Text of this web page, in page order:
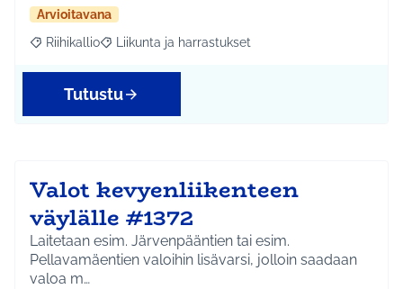
Arvioitavana
Rajaa tulokset aihepiirin mukaan: Riihikallio
Riihikallio Rajaa tulokset teeman mukaan: Liikunta ja
Liikunta ja harrastukset
Tutustu
Valot kevyenliikenteen
väylälle #1372
Laitetaan esim. Järvenpääntien tai esim.
Pellavamäentien valoihin lisävarsi, jolloin saadaan
valoa m…